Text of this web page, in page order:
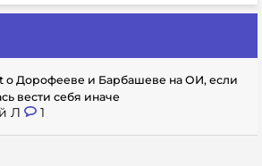
о Дорофееве и Барбашеве на ОИ, если
вести себя иначе
Л 1